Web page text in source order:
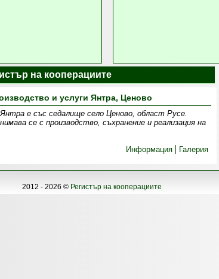
на кооперациите
и услуги Янтра, Ценово
е със седалище село Ценово, област Русе.
се с производство, съхранение и реализация на
Информация
Галерия
2012 - 2026 © Регистър на кооперациите